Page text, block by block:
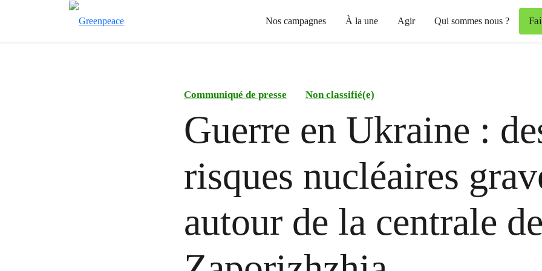
Nos campagnes À la une Agir Qui sommes nous ?
Communiqué de presse Non classifié(e)
Guerre en Ukraine :
risques nucléaires
autour de la centrale de